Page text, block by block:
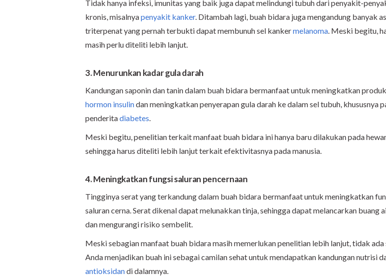
Tidak hanya infeksi, imunitas yang baik juga dapat melindungi tubuh dari penyakit-
kronis, misalnyapenyakit kanker. Ditambah lagi, buah bidara juga mengandung banyak
triterpenat yang pernah terbukti dapat membunuh sel kankermelanoma. Meski begitu,
masih perlu diteliti lebih lanjut.
3. Menurunkan kadar gula darah
Kandungan saponin dan tanin dalam buah bidara bermanfaat untuk meningkatkan
hormon insulindan meningkatkan penyerapan gula darah ke dalam sel tubuh, khususnya
penderitadiabetes.
Meski begitu, penelitian terkait manfaat buah bidara ini hanya baru dilakukan pada
sehingga harus diteliti lebih lanjut terkait efektivitasnya pada manusia.
4. Meningkatkan fungsi saluran pencernaan
Tingginya serat yang terkandung dalam buah bidara bermanfaat untuk meningkatkan
saluran cerna. Serat dikenal dapat melunakkan tinja, sehingga dapat melancarkan buang
dan mengurangi risiko sembelit.
Meski sebagian manfaat buah bidara masih memerlukan penelitian lebih lanjut, tidak ada
Anda menjadikan buah ini sebagai camilan sehat untuk mendapatkan kandungan nutrisi
antioksidandi dalamnya.